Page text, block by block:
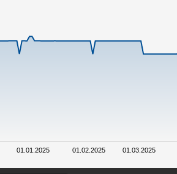
01.01.2025 01.02.2025 01.03.2025